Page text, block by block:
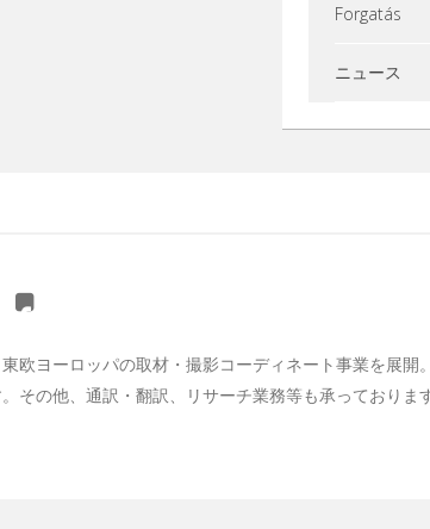
Forgatás
ニュース
欧ヨーロッパの取材・撮影コーディネート事業を展開
その他、通訳・翻訳、リサーチ業務等も承っておりま